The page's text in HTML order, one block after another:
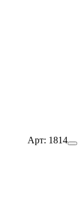
Арт: 1814